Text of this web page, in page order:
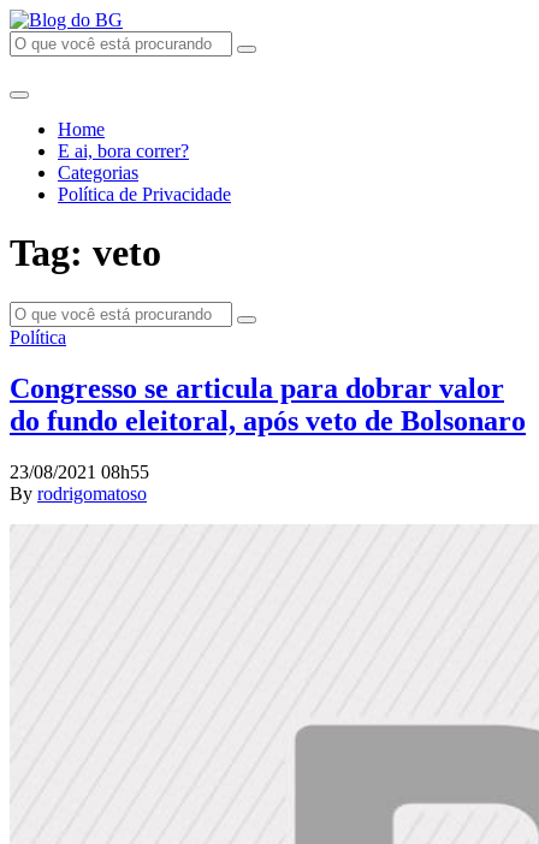
Home
E ai, bora correr?
Categorias
Política de Privacidade
Tag: veto
Política
Congresso se articula para dobrar valor
do fundo eleitoral, após veto de Bolsonaro
23/08/2021 08h55
By rodrigomatoso